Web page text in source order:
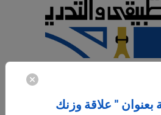
" علاقة وزنك